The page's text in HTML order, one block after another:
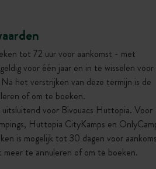
tot 72 uur voor aankomst - met
voor één jaar en in te wisselen voor
het verstrijken van deze termijn is de
of om te boeken.
voor Bivouacs Huttopia. Voor
Huttopia CityKamps en
is mogelijk tot 30 dagen voor
meer te annuleren of om te boeken.